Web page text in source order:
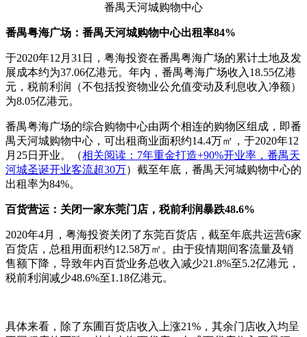
番禺天河城购物中心
番禺粤海广场：番禺天河城购物中心出租率84%
于2020年12月31日，粤海投资在番禺粤海广场的累计土地及发
展成本约为37.06亿港元。年内，番禺粤海广场收入18.55亿港
元，税前利润（不包括投资物业公允值变动及利息收入净额）
为8.05亿港元。
番禺粤海广场的综合购物中心由两个相连的购物区组成，即番
禺天河城购物中心，可出租商业面积约14.4万㎡，于2020年12
月25日开业。（相关阅读：7年重金打造+90%开业率，番禺天
河城圣诞开业客流超30万）截至年底，番禺天河城购物中心的
出租率为84%。
百货营运：关闭一家东莞门店，税前利润暴跌48.6%
2020年4月，粤海投资关闭了东莞百货店，截至年底共运营6家
百货店，总租用面积约12.58万㎡。由于疫情期间客流量及销
售额下降，导致年内百货业务总收入减少21.8%至5.2亿港元，
税前利润减少48.6%至1.18亿港元。
具体来看，除了东圃百货店收入上涨21%，其余门店收入均呈